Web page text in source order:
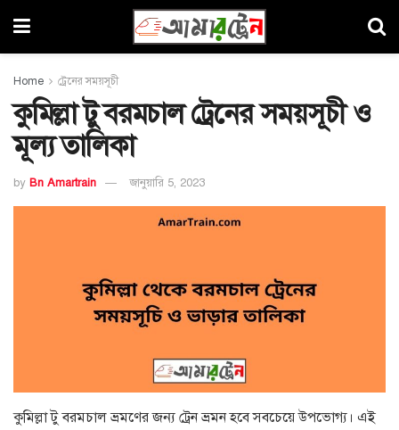
Home ট্রেনের সময়সূচী
কুমিল্লা টু বরমচাল ট্রেনের সময়সূচী ও
মূল্য তালিকা
by Bn Amartrain জানুয়ারি 5, 2023
কুমিল্লা টু বরমচাল ভ্রমণের জন্য ট্রেন ভ্রমন হবে সবচেয়ে উপভোগ্য। এই